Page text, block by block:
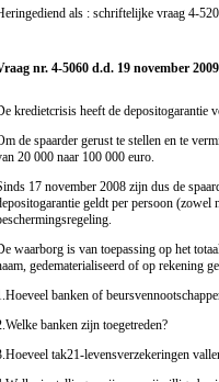
als : schriftelijke vraag 4-
nr. 4-5060 d.d. 19 november
kredietcrisis heeft de depositogarantie
de spaarder gerust te stellen en te
20 000 naar 100 000 euro.
17 november 2008 zijn dus de
geldt per persoon (zowel
waarborg is van toepassing op het
gedematerialiseerd of op rekening
banken of
banken zijn toegetreden?
tak21-levensverzekeringen